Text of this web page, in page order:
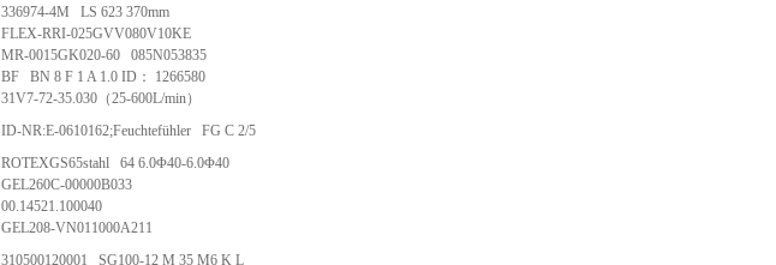
336974-4M LS 623 370mm
FLEX-RRI-025GVV080V10KE
MR-0015GK020-60 085N053835
BF BN 8 F 1 A 1.0 ID： 1266580
31V7-72-35.030（25-600L/min）
ID-NR:E-0610162;Feuchtefühler FG C 2/5
ROTEXGS65stahl 64 6.0Φ40-6.0Φ40
GEL260C-00000B033
00.14521.100040
GEL208-VN011000A211
310500120001 SG100-12 M 35 M6 K L